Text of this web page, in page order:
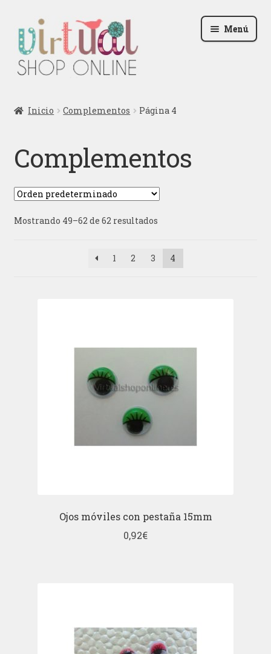
la
navegación
al
contenido
Menú
Contactar
Blog
Iniciar sesión
Inicio Complementos Página 4
Complementos
Mostrando 49–62 de 62 resultados
1 2 3 4
Ojos móviles con pestaña 15mm
0,92€